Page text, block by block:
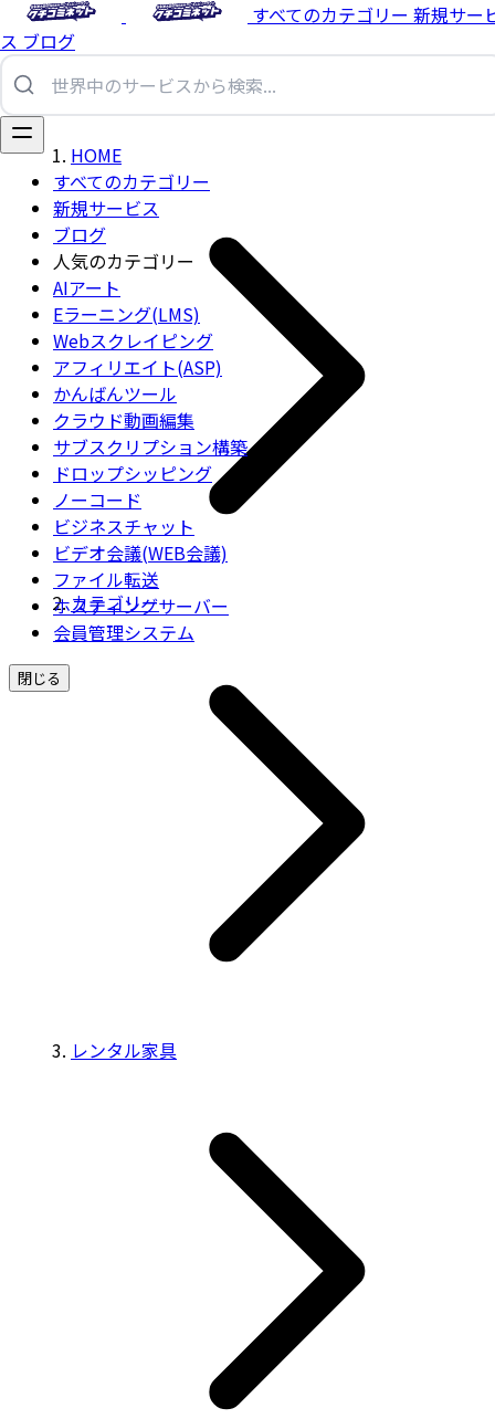
すべてのカテゴリー 新規サー
ス ブログ
すべてのカテゴリー
新規サービス
ブログ
人気のカテゴリー
AIアート
Eラーニング(LMS)
Webスクレイピング
アフィリエイト(ASP)
かんばんツール
クラウド動画編集
サブスクリプション構築
ドロップシッピング
ノーコード
ビジネスチャット
ビデオ会議(WEB会議)
ファイル転送
ホスティングサーバー
会員管理システム
閉じる
HOME
カテゴリー
レンタル家具